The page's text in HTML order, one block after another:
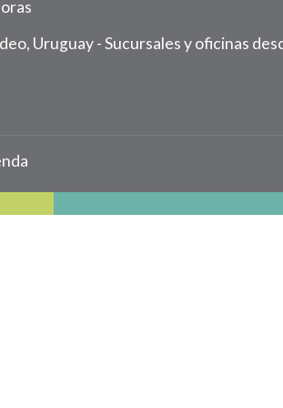
Uruguay -Sucursales y oficinas